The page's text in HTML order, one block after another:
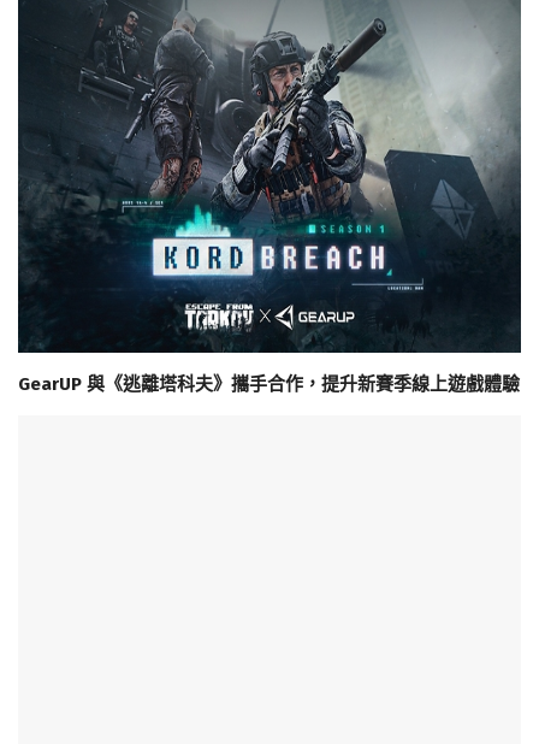
GearUP 與《逃離塔科夫》攜手合作，提升新賽季線上遊戲體驗